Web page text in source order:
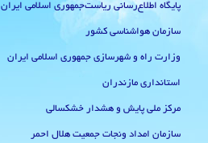
پایگاه اطلاع‌رسانی ریاست‌جمهوری اسلامی ایران
سازمان هواشناسی کشور
وزارت راه و شهرسازی جمهوری اسلامی ایران
استانداری مازندران
مرکز ملی پایش و هشدار خشکسالی
سازمان امداد ونجات جمعیت هلال احمر